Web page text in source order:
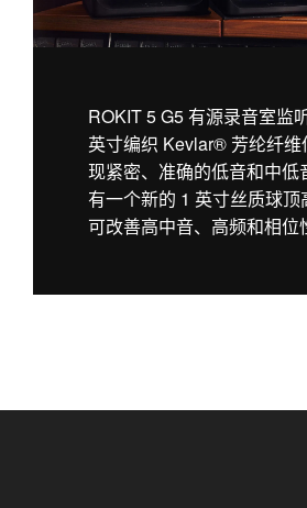
ROKIT 5 G5 有源录音室监
英寸编织 Kevlar® 芳纶纤
现紧密、准确的低音和中低
有一个新的 1 英寸丝质球顶
可改善高中音、高频和相位